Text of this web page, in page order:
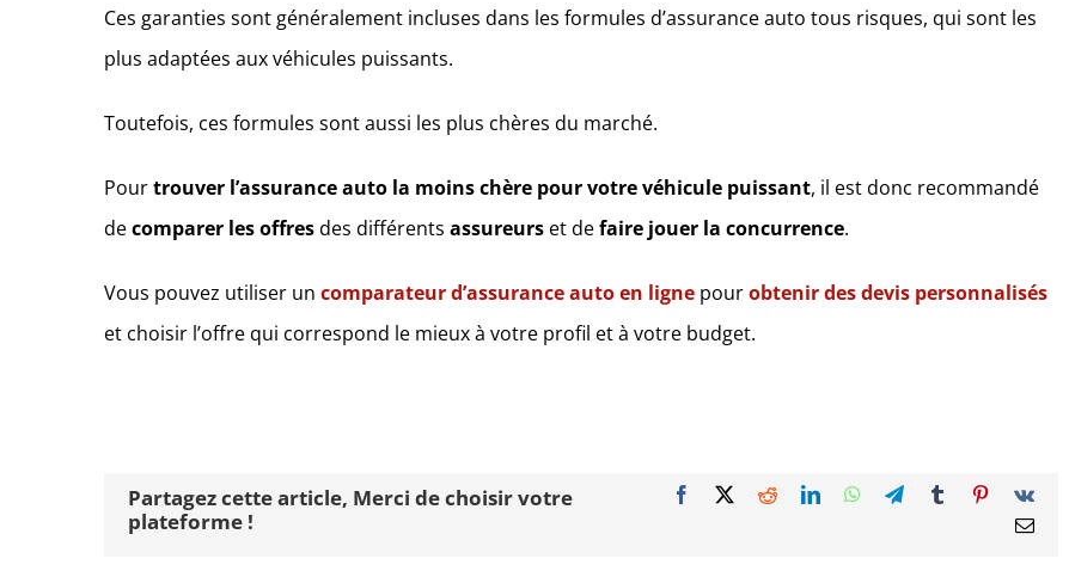
Ces garanties sont généralement incluses dans les formules d’assurance auto tous risques, qui sont les
plus adaptées aux véhicules puissants.
Toutefois, ces formules sont aussi les plus chères du marché.
Pourtrouver l’assurance auto la moins chère pour votre véhicule puissant, il est donc recommandé
decomparer les offresdes différents assureurset defaire jouer la concurrence.
Vous pouvez utiliser un comparateur d’assurance auto en lignepourobtenir des devis personnalisés
et choisir l’offre qui correspond le mieux à votre profil et à votre budget.
Partagez cette article, Merci de choisir votre
plateforme !
Facebook
X RedditLinkedInWhatsApp
TelegramTumblrPinterest
Vk
Email